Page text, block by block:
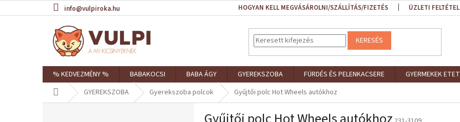
a
info@vulpiroka.hu HOGYAN KELL MEGVÁSÁROLNI/SZÁLLÍTÁS/FIZETÉS ÜZLETI
KERESÉS
% KEDVEZMÉNY % BABAKOCSI BABA ÁGY GYEREKSZOBA FÜRDÉS ÉS PELENKACSERE GYERMEKEK
KezdőlapGYEREKSZOBA Gyerekszoba polcok Gyűjtői polc Hot Wheels autókhoz